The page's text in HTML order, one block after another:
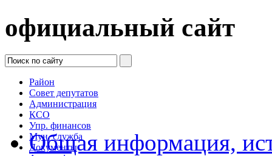
официальный сайт
Район
Совет депутатов
Администрация
КСО
Упр. финансов
Мун. служба
Документы
Общая информация,